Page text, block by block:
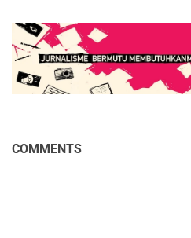
COMMENTS